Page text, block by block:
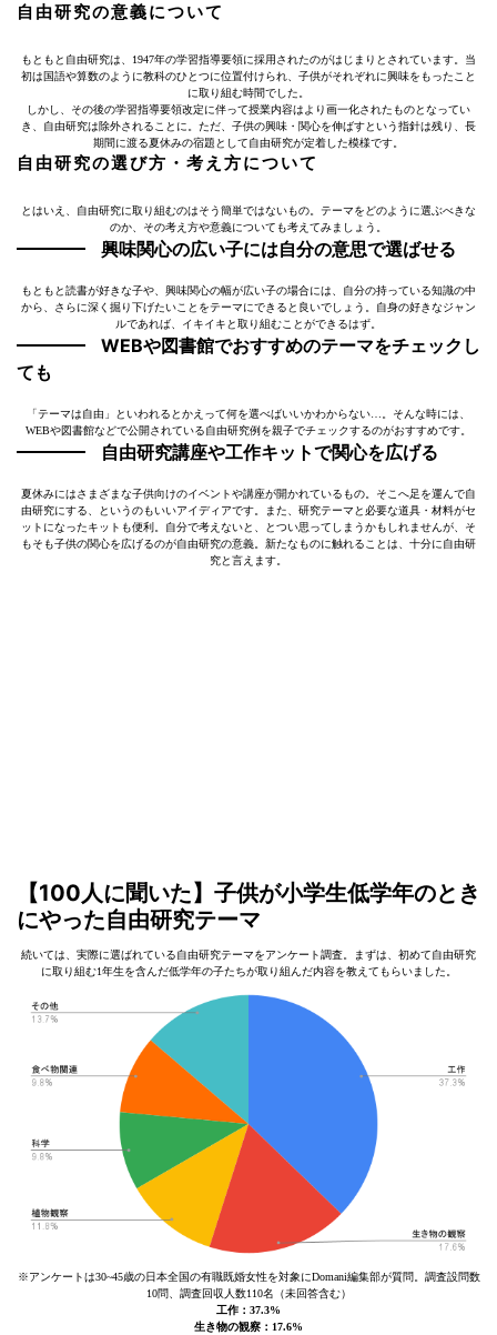
自由研究の意義について
もともと自由研究は、1947年の学習指導要領に採用されたのがはじまりとされています。当
初は国語や算数のように教科のひとつに位置付けられ、子供がそれぞれに興味をもったこと
に取り組む時間でした。
しかし、その後の学習指導要領改定に伴って授業内容はより画一化されたものとなってい
き、自由研究は除外されることに。ただ、子供の興味・関心を伸ばすという指針は残り、長
期間に渡る夏休みの宿題として自由研究が定着した模様です。
自由研究の選び方・考え方について
とはいえ、自由研究に取り組むのはそう簡単ではないもの。テーマをどのように選ぶべきな
のか、その考え方や意義についても考えてみましょう。
興味関心の広い子には自分の意思で選ばせる
もともと読書が好きな子や、興味関心の幅が広い子の場合には、自分の持っている知識の中
から、さらに深く掘り下げたいことをテーマにできると良いでしょう。自身の好きなジャン
ルであれば、イキイキと取り組むことができるはず。
WEBや図書館でおすすめのテーマをチェックし
ても
「テーマは自由」といわれるとかえって何を選べばいいかわからない…。そんな時には、
WEBや図書館などで公開されている自由研究例を親子でチェックするのがおすすめです。
自由研究講座や工作キットで関心を広げる
夏休みにはさまざまな子供向けのイベントや講座が開かれているもの。そこへ足を運んで自
由研究にする、というのもいいアイディアです。また、研究テーマと必要な道具・材料がセ
ットになったキットも便利。自分で考えないと、とつい思ってしまうかもしれませんが、そ
もそも子供の関心を広げるのが自由研究の意義。新たなものに触れることは、十分に自由研
究と言えます。
【100人に聞いた】子供が小学生低学年のとき
にやった自由研究テーマ
続いては、実際に選ばれている自由研究テーマをアンケート調査。まずは、初めて自由研究
に取り組む1年生を含んだ低学年の子たちが取り組んだ内容を教えてもらいました。
※アンケートは30~45歳の日本全国の有職既婚女性を対象にDomani編集部が質問。調査設問数
10問、調査回収人数110名（未回答含む）
工作：37.3%
生き物の観察：17.6%